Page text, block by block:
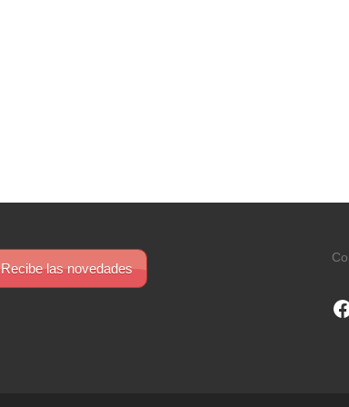
Recibe las novedades